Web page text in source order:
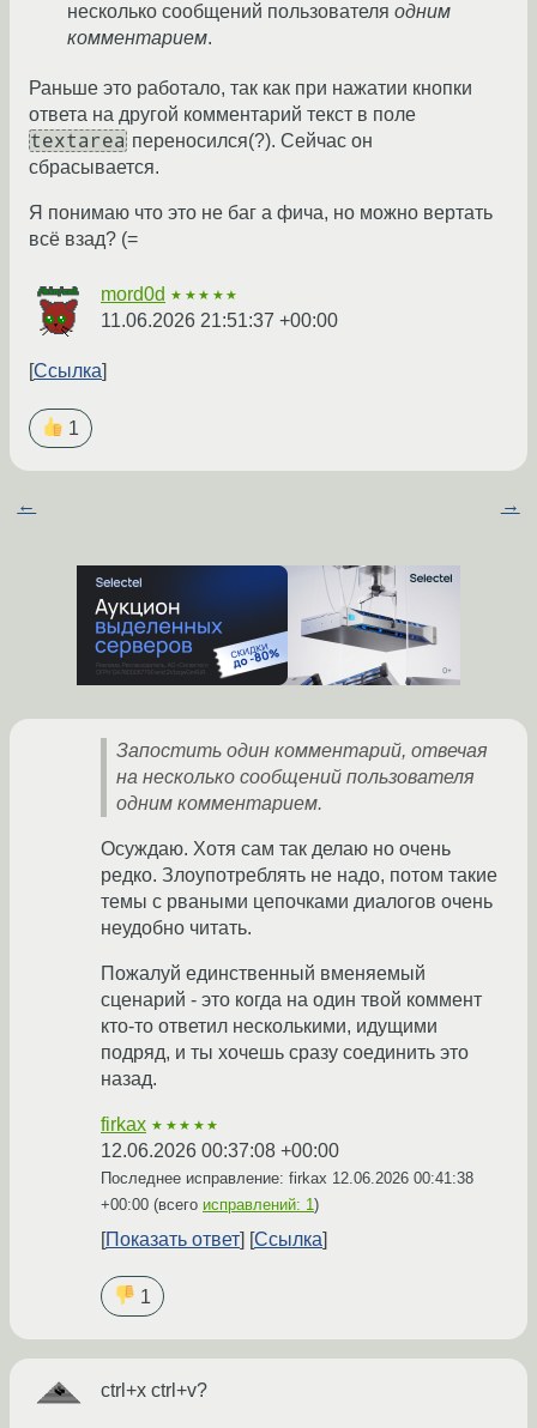
несколько сообщений пользователя одним
комментарием.
Раньше это работало, так как при нажатии кнопки
ответа на другой комментарий текст в поле
textarea переносился(?). Сейчас он
сбрасывается.
Я понимаю что это не баг а фича, но можно вертать
всё взад? (=
mord0d ★★★★★
11.06.2026 21:51:37 +00:00
Ссылка
1
← →
Запостить один комментарий, отвечая
на несколько сообщений пользователя
одним комментарием.
Осуждаю. Хотя сам так делаю но очень
редко. Злоупотреблять не надо, потом такие
темы с рваными цепочками диалогов очень
неудобно читать.
Пожалуй единственный вменяемый
сценарий - это когда на один твой коммент
кто-то ответил несколькими, идущими
подряд, и ты хочешь сразу соединить это
назад.
firkax ★★★★★
12.06.2026 00:37:08 +00:00
Последнее исправление: firkax 12.06.2026 00:41:38
+00:00 (всего исправлений: 1)
Показать ответ Ссылка
1
ctrl+x ctrl+v?